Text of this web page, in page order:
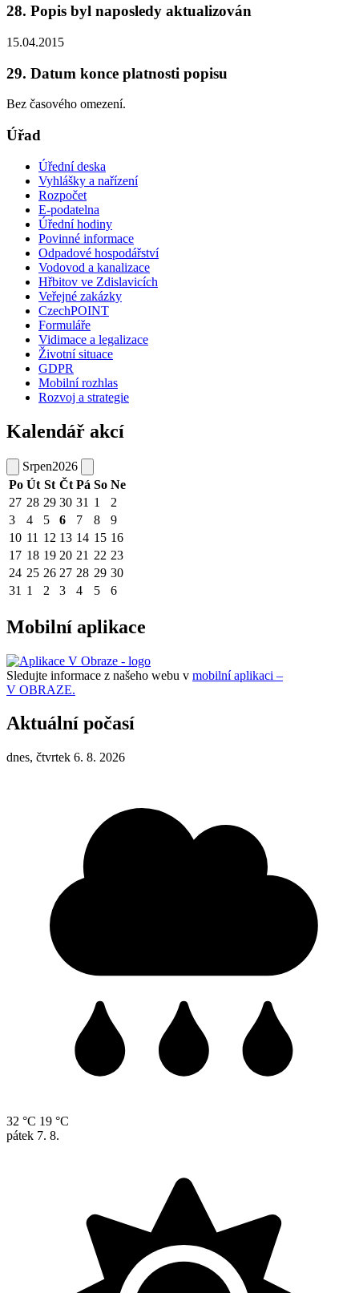
28. Popis byl naposledy aktualizován
15.04.2015
29. Datum konce platnosti popisu
Bez časového omezení.
Úřad
Úřední deska
Vyhlášky a nařízení
Rozpočet
E-podatelna
Úřední hodiny
Povinné informace
Odpadové hospodářství
Vodovod a kanalizace
Hřbitov ve Zdislavicích
Veřejné zakázky
CzechPOINT
Formuláře
Vidimace a legalizace
Životní situace
GDPR
Mobilní rozhlas
Rozvoj a strategie
Kalendář akcí
Srpen2026
Po Út St Čt Pá So Ne
27 28 29 30 31 1
2
3
4 5 6 7 8
9
10 11 12 13 14 15 16
17 18 19 20 21 22 23
24 25 26 27 28 29 30
31 1 2 3 4 5 6
Mobilní aplikace
Sledujte informace z našeho webu v mobilní aplikaci –
V OBRAZE.
Aktuální počasí
dnes, čtvrtek 6. 8. 2026
32 °C 19 °C
pátek 7. 8.